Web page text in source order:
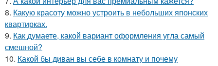
8. Какую красоту можно устроить в небольших японских
квартирках.
9. Как думаете, какой вариант оформления угла самый
смешной?
10. Какой бы диван вы себе в комнату и почему